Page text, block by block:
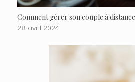
Comment gérer son couple à distance
28 avril 2024